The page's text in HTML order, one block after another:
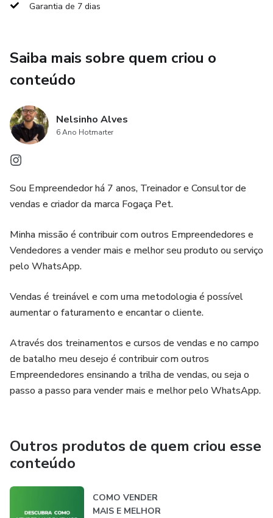
Garantia de 7 dias
Saiba mais sobre quem criou o
conteúdo
Nelsinho Alves
6 Ano Hotmarter
Sou Empreendedor há 7 anos, Treinador e Consultor de
vendas e criador da marca Fogaça Pet.
Minha missão é contribuir com outros Empreendedores e
Vendedores a vender mais e melhor seu produto ou serviço
pelo WhatsApp.
Vendas é treinável e com uma metodologia é possível
aumentar o faturamento e encantar o cliente.
Através dos treinamentos e cursos de vendas e no campo
de batalho meu desejo é contribuir com outros
Empreendedores ensinando a trilha de vendas, ou seja o
passo a passo para vender mais e melhor pelo WhatsApp.
Outros produtos de quem criou esse
conteúdo
COMO VENDER
MAIS E MELHOR